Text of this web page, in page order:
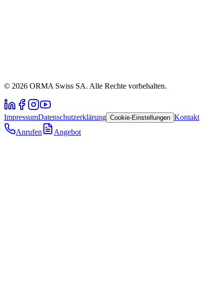
© 2026 ORMA Swiss SA. Alle Rechte vorbehalten.
ImpressumDatenschutzerklärung Cookie-Einstellungen Kontakt
Anrufen
Angebot